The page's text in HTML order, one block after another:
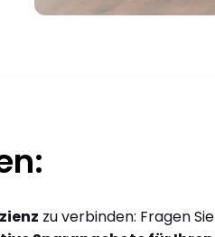
zu verbinden: Fragen Sie